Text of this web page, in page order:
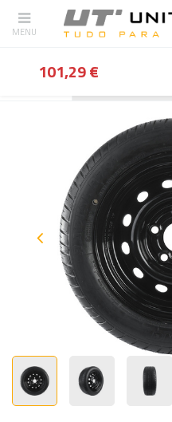
101,29 €